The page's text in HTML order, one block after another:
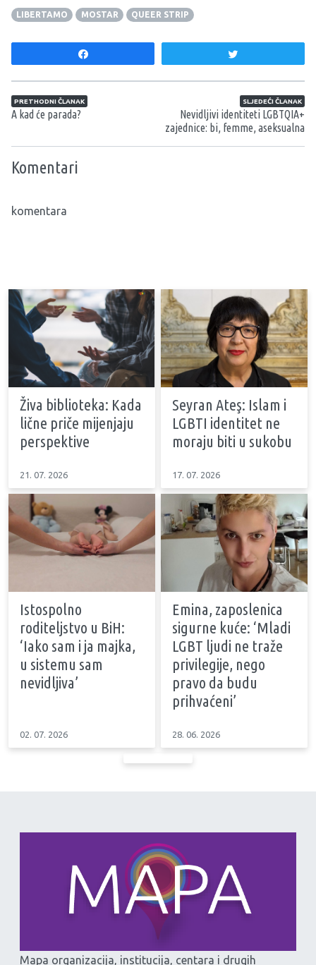
LIBERTAMO MOSTAR QUEER STRIP
Navigacija članaka
PRETHODNI ČLANAK
A kad će parada?
SLJEDEĆI ČLANAK
Nevidljivi identiteti LGBTQIA+
zajednice: bi, femme, aseksualna
Komentari
komentara
Živa biblioteka: Kada
lične priče mijenjaju
perspektive
21. 07. 2026
Seyran Ateş: Islam i
LGBTI identitet ne
moraju biti u sukobu
17. 07. 2026
Istospolno
roditeljstvo u BiH:
‘Iako sam i ja majka,
u sistemu sam
nevidljiva’
02. 07. 2026
Emina, zaposlenica
sigurne kuće: ‘Mladi
LGBT ljudi ne traže
privilegije, nego
pravo da budu
prihvaćeni’
28. 06. 2026
Mapa organizacija, institucija, centara i drugih